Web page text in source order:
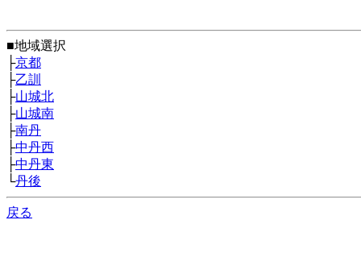
■地域選択
├京都
├乙訓
├山城北
├山城南
├南丹
├中丹西
├中丹東
└丹後
戻る